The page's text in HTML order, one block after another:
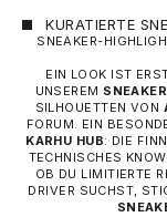
KURATIERTE
SNEAKER-
EIN LOOK IST
UNSEREM
SILHOUETTEN VON
FORUM. EIN
KARHU HUB: DIE
TECHNISCHES
OB DU LIMITIERTE
DRIVER SUCHST,